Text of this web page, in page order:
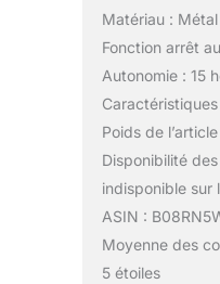
Matériau : Métal
Fonction arrêt
Autonomie : 15
Poids de
Disponibilité
indisponible sur
ASIN :
Moyenne des
5 étoiles